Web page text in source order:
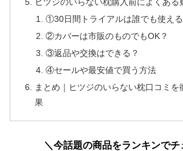
ヒツジのいらない枕購入前によくある
①30日間トライアルは誰でも使える
②カバーは市販のものでもOK？
③返品や交換はできる？
④セールや最安値で買う方法
まとめ｜ヒツジのいらない枕口コミを
果
＼今話題の商品をランキンで